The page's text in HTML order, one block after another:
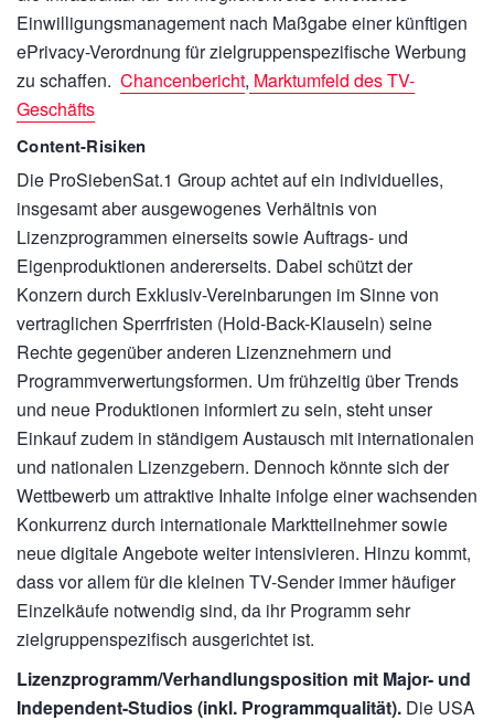
Einwilligungsmanagement nach Maßgabe einer künftigen
ePrivacy-Verordnung für zielgruppenspezifische Werbung
zu schaffen. Chancenbericht, Marktumfeld des TV-
Geschäfts
Content-Risiken
Die ProSiebenSat.1 Group achtet auf ein individuelles,
insgesamt aber ausgewogenes Verhältnis von
Lizenzprogrammen einerseits sowie Auftrags- und
Eigenproduktionen andererseits. Dabei schützt der
Konzern durch Exklusiv-Vereinbarungen im Sinne von
vertraglichen Sperrfristen (Hold-Back-Klauseln) seine
Rechte gegenüber anderen Lizenznehmern und
Programmverwertungsformen. Um frühzeitig über Trends
und neue Produktionen informiert zu sein, steht unser
Einkauf zudem in ständigem Austausch mit internationalen
und nationalen Lizenzgebern. Dennoch könnte sich der
Wettbewerb um attraktive Inhalte infolge einer wachsenden
Konkurrenz durch internationale Marktteilnehmer sowie
neue digitale Angebote weiter intensivieren. Hinzu kommt,
dass vor allem für die kleinen TV-Sender immer häufiger
Einzelkäufe notwendig sind, da ihr Programm sehr
zielgruppenspezifisch ausgerichtet ist.
Lizenzprogramm/Verhandlungsposition mit Major- und
Independent-Studios (inkl. Programmqualität). Die USA